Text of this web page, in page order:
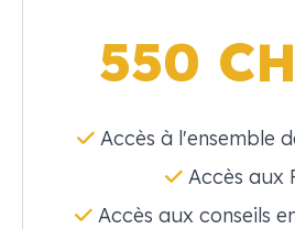
550
Accès à l'ensemble
Accès aux
Accès aux conseils